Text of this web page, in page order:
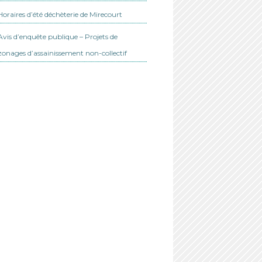
d’été déchèterie de Mirecourt
d’enquête publique – Projets de
d’assainissement non-collectif